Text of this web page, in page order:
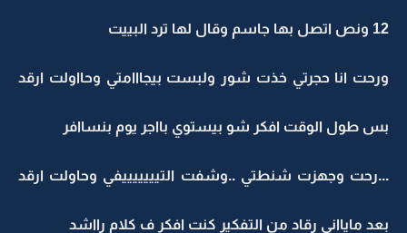
12 ونص اتصل بها جاسم وقال لها ترد البييت
ورحت انا حجرتي خذت شور ولبست بيجااامتي وحااولت ارقد
بس طول الوقت افكر شو بيستوي بااجر يوم بنساافر
...رحت وجهزت شنطتي ..وشفت التيييييييفي وحاولت ارقد
بعد مايااني رقاد من التفكير كنت افكر ف كلام رااشد